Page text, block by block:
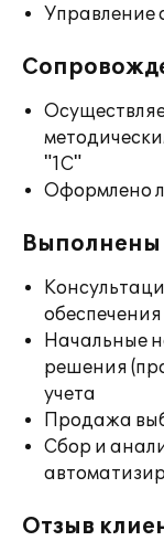
Управление
"1С"
Оформлено
Начальные
решения
учета
Продажа
Сбор и
Отзыв